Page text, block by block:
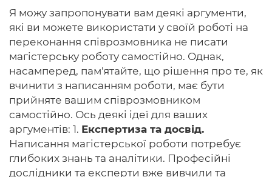
Я можу запропонувати вам деякі аргументи,
які ви можете використати у своїй роботі на
переконання співрозмовника не писати
магістерську роботу самостійно. Однак,
насамперед, пам'ятайте, що рішення про те, як
вчинити з написанням роботи, має бути
прийняте вашим співрозмовником
самостійно. Ось деякі ідеї для ваших
аргументів: 1. Експертиза та досвід.
Написання магістерської роботи потребує
глибоких знань та аналітики. Професійні
дослідники та експерти вже вивчили та